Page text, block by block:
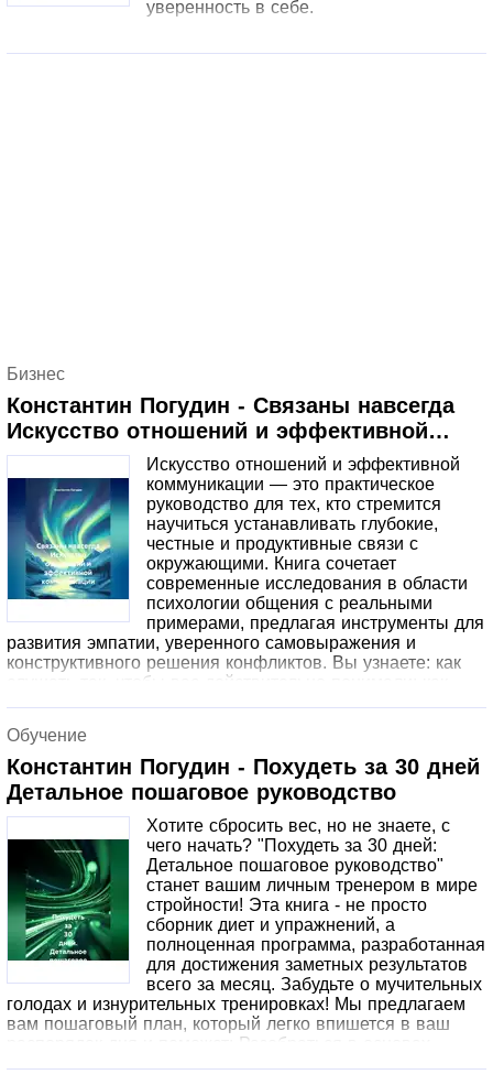
уверенность в себе.
Бизнес
Константин Погудин - Связаны навсегда
Искусство отношений и эффективной
коммуникацииИскусство отношений и эффективной
коммуникации — это практическое
руководство для тех, кто стремится
научиться устанавливать глубокие,
честные и продуктивные связи с
окружающими. Книга сочетает
современные исследования в области
психологии общения с реальными
примерами, предлагая инструменты для
развития эмпатии, уверенного самовыражения и
конструктивного решения конфликтов. Вы узнаете: как
слушать так, чтобы вас действительно понимали; как
здоровые границы; техники убеждения и дипломатии,
которые пригодятся в личной жизни и на работе;
принципы цифровой этики общения в эпоху
мессенджеров и социальных сетей.
Обучение
Константин Погудин - Похудеть за 30 дней
Детальное пошаговое руководство
Хотите сбросить вес, но не знаете, с
чего начать? "Похудеть за 30 дней:
Детальное пошаговое руководство"
станет вашим личным тренером в мире
стройности! Эта книга - не просто
сборник диет и упражнений, а
полноценная программа, разработанная
для достижения заметных результатов
всего за месяц. Забудьте о мучительных
голодах и изнурительных тренировках! Мы предлагаем
вам пошаговый план, который легко впишется в ваш
распорядок дня и поможет: Разобраться в основах